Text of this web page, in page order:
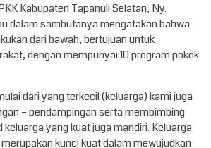
Kabupaten Tapanuli Selatan, Ny.
dalam sambutanya mengatakan bahwa
dari bawah, bertujuan untuk
dengan mempunyai 10 program pokok
dari yang terkecil (keluarga) kami juga
– pendampingan serta membimbing
yang kuat juga mandiri. Keluarga
kunci kuat dalam mewujudkan